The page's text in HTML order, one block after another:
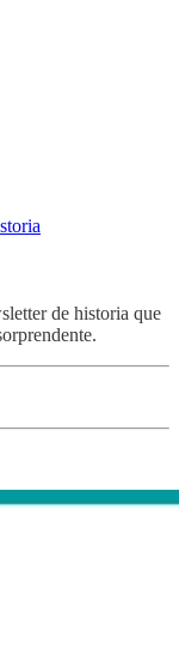
de historia que